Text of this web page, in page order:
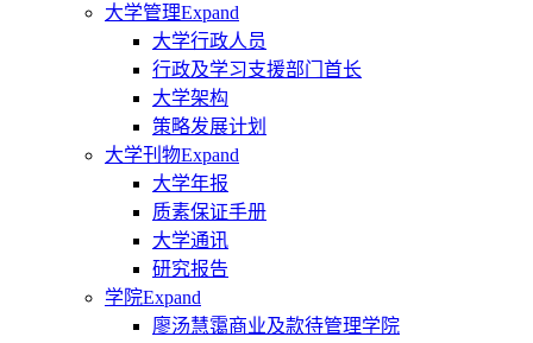
大学管理Expand
大学行政人员
行政及学习支援部门首长
大学架构
策略发展计划
大学刊物Expand
大学年报
质素保证手册
大学通讯
研究报告
学院Expand
廖汤慧霭商业及款待管理学院